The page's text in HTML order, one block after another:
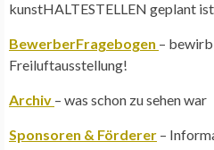
kunstHALTESTELLEN geplant ist
BewerberFragebogen –
Freiluftausstellung!
Archiv – was schon zu sehen war
Sponsoren & Förderer –